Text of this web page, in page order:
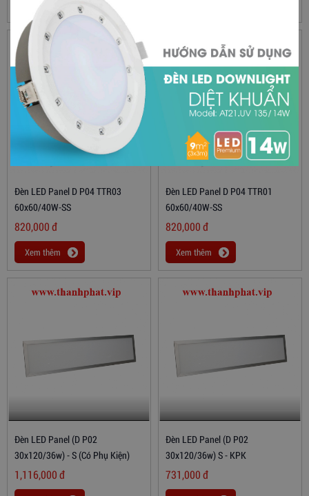
Xem thêm
Đèn LED Panel D P04 TTR03
60x60/40W-SS
820,000đ
Xem thêm
Đèn LED Panel D P04 TTR01
60x60/40W-SS
820,000đ
Xem thêm
Đèn LED Panel (D P02
30x120/36w) - S (có Phụ Kiện)
1,116,000đ
Đèn LED Panel (D P02
30x120/36w) S - KPK
731,000đ